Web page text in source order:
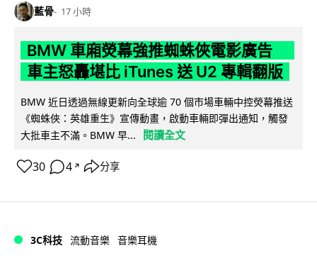
藍骨 17 小時
BMW 車廂熒幕強推蜘蛛俠電影廣告
車主怒轟堪比 iTunes 送 U2 專輯翻版
BMW 近日透過無線更新向全球逾 70 個市場車輛中控熒幕推送
《蜘蛛俠：英雄重生》宣傳動畫，啟動車輛即彈出通知，觸發
大批車主不滿。BMW 早...
閱讀全文
30 4 ↗ 分享
3C科技 流動音樂 音樂耳機